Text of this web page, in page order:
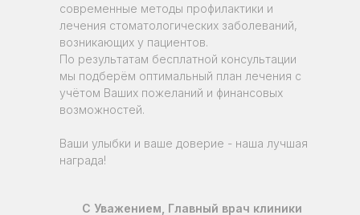
современные методы профилактики и
лечения стоматологических заболеваний,
возникающих у пациентов.
По результатам бесплатной консультации
мы подберём оптимальный план лечения с
учётом Ваших пожеланий и финансовых
возможностей.
Ваши улыбки и ваше доверие - наша лучшая
награда!
С Уважением, Главный врач клиники